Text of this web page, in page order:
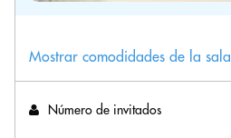
Mostrar comodidades de la sala
Número de invitados